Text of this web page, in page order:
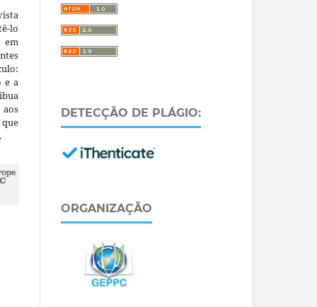
lo
em
e a
DETECÇÃO DE PLÁGIO:
ORGANIZAÇÃO